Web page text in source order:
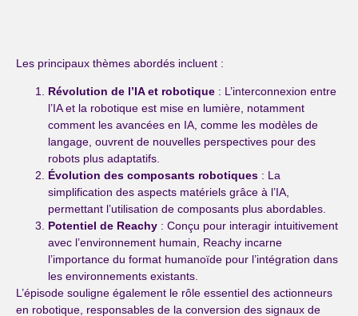
Les principaux thèmes abordés incluent :
Révolution de l’IA et robotique : L’interconnexion entre
l’IA et la robotique est mise en lumière, notamment
comment les avancées en IA, comme les modèles de
langage, ouvrent de nouvelles perspectives pour des
robots plus adaptatifs.
Évolution des composants robotiques : La
simplification des aspects matériels grâce à l’IA,
permettant l’utilisation de composants plus abordables.
Potentiel de Reachy : Conçu pour interagir intuitivement
avec l’environnement humain, Reachy incarne
l’importance du format humanoïde pour l’intégration dans
les environnements existants.
L’épisode souligne également le rôle essentiel des actionneurs
en robotique, responsables de la conversion des signaux de